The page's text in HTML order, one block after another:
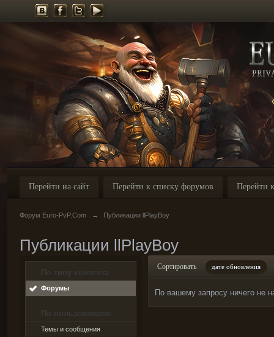
Перейти на сайт Перейти к списку форумов Перейти
Форум Euro-PvP.Com → Публикации llPlayBoy
Публикации llPlayBoy
По типу контента
Форумы
По пользователю
Темы и сообщения
Сортировать дате обновления
По вашему запросу ничего не